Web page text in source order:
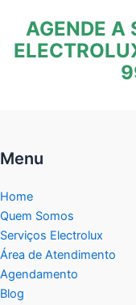
AGENDE A
Menu
Home
Quem Somos
Serviços Electrolux
Área de Atendimento
Agendamento
Blog